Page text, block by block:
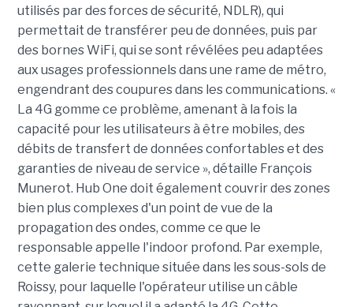
utilisés par des forces de sécurité, NDLR), qui
permettait de transférer peu de données, puis par
des bornes WiFi, qui se sont révélées peu adaptées
aux usages professionnels dans une rame de métro,
engendrant des coupures dans les communications. «
La 4G gomme ce problème, amenant à la fois la
capacité pour les utilisateurs à être mobiles, des
débits de transfert de données confortables et des
garanties de niveau de service », détaille François
Munerot. Hub One doit également couvrir des zones
bien plus complexes d'un point de vue de la
propagation des ondes, comme ce que le
responsable appelle l'indoor profond. Par exemple,
cette galerie technique située dans les sous-sols de
Roissy, pour laquelle l'opérateur utilise un câble